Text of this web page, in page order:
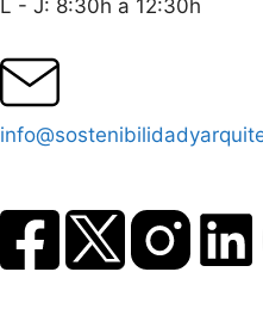
L - J: 8:30h a 12:30h